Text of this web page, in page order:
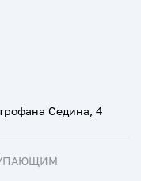
Седина, 4